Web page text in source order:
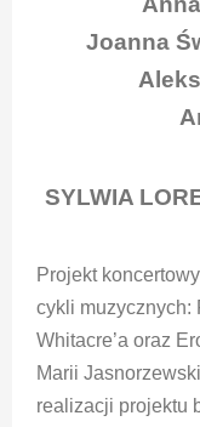
Joanna
SYLWIA
Projekt
cykli muzycznych:
Whitacre’a oraz
Marii
realizacji projektu